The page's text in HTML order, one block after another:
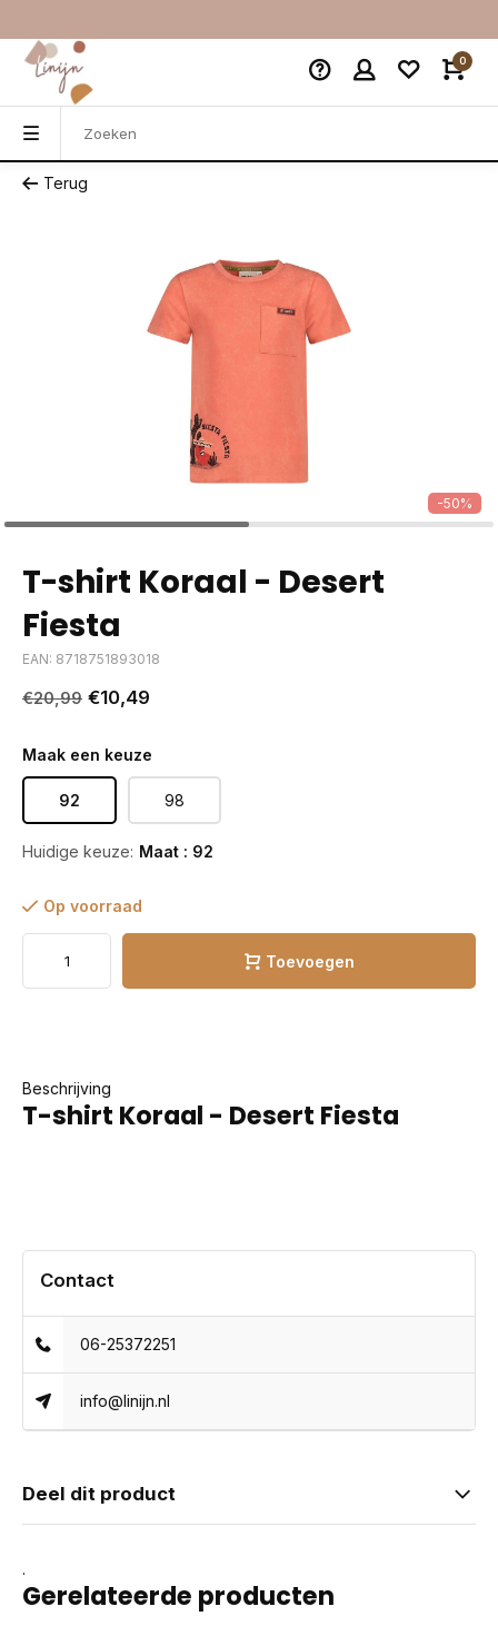
0
Terug
-50%
T-shirt Koraal - Desert
Fiesta
EAN: 8718751893018
€20,99 €10,49
Maak een keuze
92 98
Huidige keuze: Maat : 92
Op voorraad
Toevoegen
Beschrijving
T-shirt Koraal - Desert Fiesta
Contact
06-25372251
info@linijn.nl
Deel dit product
.
Gerelateerde producten